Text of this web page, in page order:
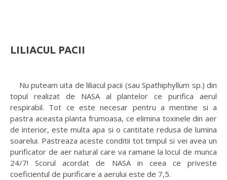
LILIACUL PACII
Nu puteam uita de liliacul pacii (sau Spathiphyllum sp.) din
topul realizat de NASA al plantelor ce purifica aerul
respirabil. Tot ce este necesar pentru a mentine si a
pastra aceasta planta frumoasa, ce elimina toxinele din aer
de interior, este multa apa si o cantitate redusa de lumina
soarelui. Pastreaza aceste conditii tot timpul si vei avea un
purificator de aer natural care va ramane la locul de munca
24/7! Scorul acordat de NASA in ceea ce priveste
coeficientul de purificare a aerului este de 7,5.